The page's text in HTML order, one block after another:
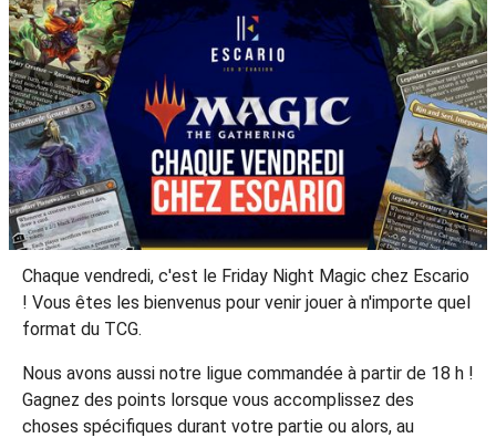
Chaque vendredi, c'est le Friday Night Magic chez Escario
! Vous êtes les bienvenus pour venir jouer à n'importe quel
format du TCG.
Nous avons aussi notre ligue commandée à partir de 18 h !
Gagnez des points lorsque vous accomplissez des
choses spécifiques durant votre partie ou alors, au